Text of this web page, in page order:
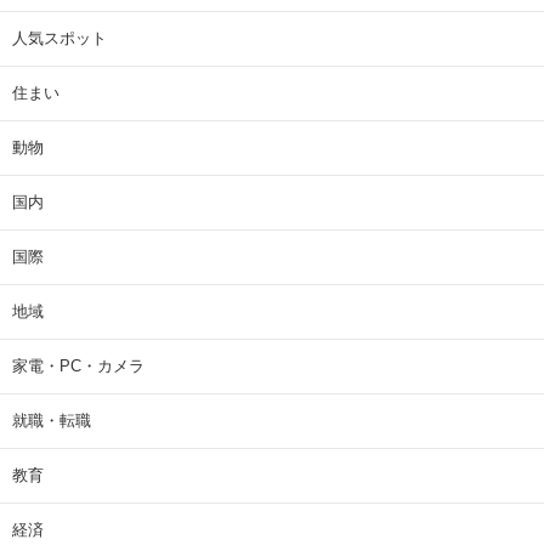
人気スポット
住まい
動物
国内
国際
地域
家電・PC・カメラ
就職・転職
教育
経済